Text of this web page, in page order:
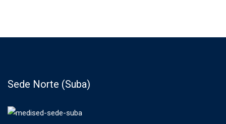
Sede Norte (Suba)